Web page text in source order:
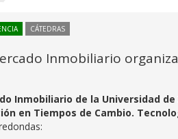
CÁTEDRAS
Inmobiliario
Inmobiliario de la Universidad
en Tiempos de Cambio.